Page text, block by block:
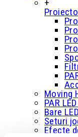
+
Moving
PAR
Bare LED
Seturi
Efecte